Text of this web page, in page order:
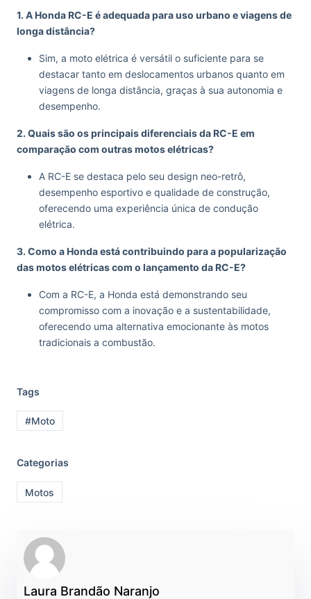
1. A Honda RC-E é adequada para uso urbano e viagens de
longa distância?
Sim, a moto elétrica é versátil o suficiente para se
destacar tanto em deslocamentos urbanos quanto em
viagens de longa distância, graças à sua autonomia e
desempenho.
2. Quais são os principais diferenciais da RC-E em
comparação com outras motos elétricas?
A RC-E se destaca pelo seu design neo-retrô,
desempenho esportivo e qualidade de construção,
oferecendo uma experiência única de condução
elétrica.
3. Como a Honda está contribuindo para a popularização
das motos elétricas com o lançamento da RC-E?
Com a RC-E, a Honda está demonstrando seu
compromisso com a inovação e a sustentabilidade,
oferecendo uma alternativa emocionante às motos
tradicionais a combustão.
Tags
#Moto
Categorias
Motos
Laura Brandão Naranjo